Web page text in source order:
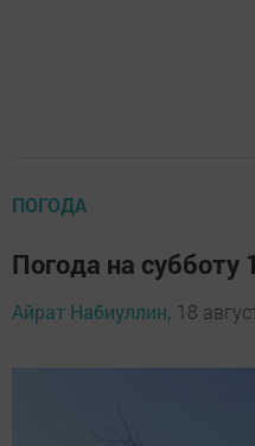
ПОГОДА
Погода на субботу
Айрат Набиуллин, 18